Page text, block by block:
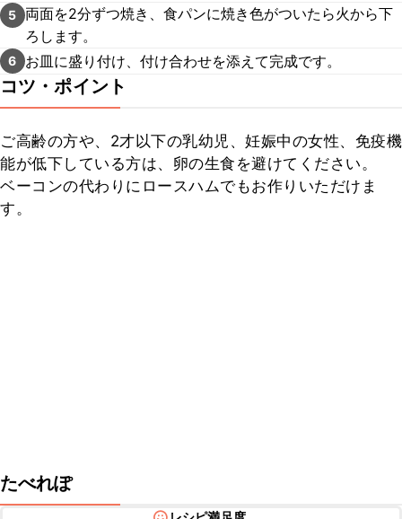
5
両面を2分ずつ焼き、食パンに焼き色がついたら火から下
ろします。
6 お皿に盛り付け、付け合わせを添えて完成です。
コツ・ポイント
ご高齢の方や、2才以下の乳幼児、妊娠中の女性、免疫機
能が低下している方は、卵の生食を避けてください。
ベーコンの代わりにロースハムでもお作りいただけま
す。
たべれぽ